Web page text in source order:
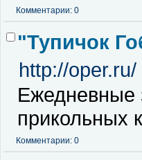
Комментарии: 0
"Тупичок
http://oper.ru/
Ежедневные
прикольных
Комментарии: 0